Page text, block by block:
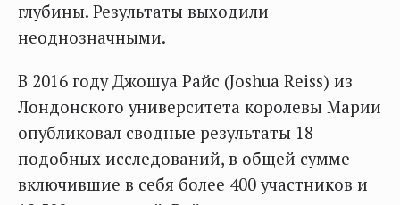
глубины. Результаты выходили
неоднозначными.
В 2016 году Джошуа Райс (Joshua Reiss) из
Лондонского университета королевы Марии
опубликовал сводные результаты 18
подобных исследований, в общей сумме
включившие в себя более 400 участников и